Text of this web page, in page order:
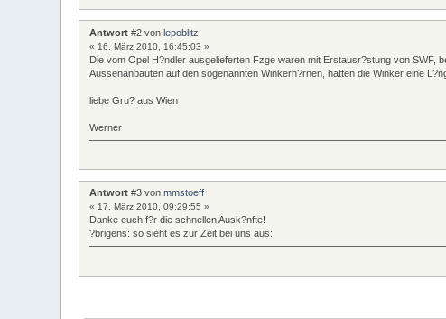
Antwort #2 vonlepoblitz
« 16. März 2010, 16:45:03 »
Die vom Opel H?ndler ausgelieferten Fzge waren mit Erstausr?stung von
Aussenanbauten auf den sogenannten Winkerh?rnen, hatten die Winker eine
liebe Gru? aus Wien
Werner
Antwort #3 vonmmstoeff
« 17. März 2010, 09:29:55 »
Danke euch f?r die schnellen Ausk?nfte!
?brigens: so sieht es zur Zeit bei uns aus: